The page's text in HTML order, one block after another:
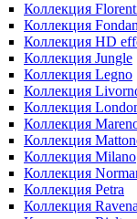
Коллекция
Коллекция
Коллекция HD
Коллекция Jungle
Коллекция Legno
Коллекция
Коллекция
Коллекция
Коллекция
Коллекция Milano
Коллекция
Коллекция Petra
Коллекция Ravena